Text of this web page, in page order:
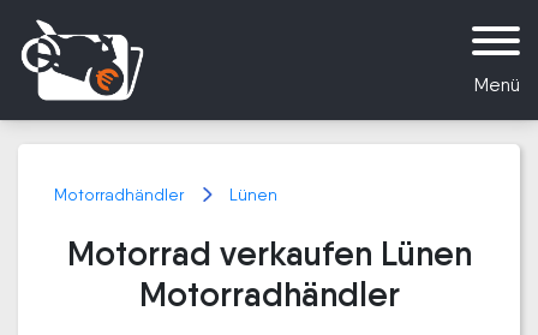
Menü
Motorradhändler Lünen
Motorrad verkaufen Lünen
Motorradhändler